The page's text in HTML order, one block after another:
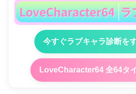
今すぐラブキャラ診断を
LoveCharacter64 全64タ